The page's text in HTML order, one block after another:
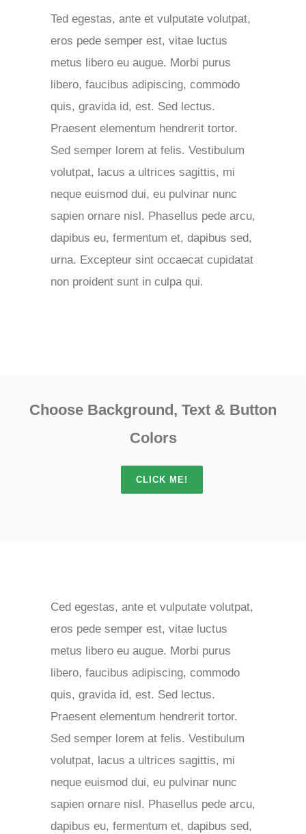
Ted egestas, ante et vulputate volutpat,
eros pede semper est, vitae luctus
metus libero eu augue. Morbi purus
libero, faucibus adipiscing, commodo
quis, gravida id, est. Sed lectus.
Praesent elementum hendrerit tortor.
Sed semper lorem at felis. Vestibulum
volutpat, lacus a ultrices sagittis, mi
neque euismod dui, eu pulvinar nunc
sapien ornare nisl. Phasellus pede arcu,
dapibus eu, fermentum et, dapibus sed,
urna. Excepteur sint occaecat cupidatat
non proident sunt in culpa qui.
Choose Background, Text & Button
Colors
CLICK ME!
Ced egestas, ante et vulputate volutpat,
eros pede semper est, vitae luctus
metus libero eu augue. Morbi purus
libero, faucibus adipiscing, commodo
quis, gravida id, est. Sed lectus.
Praesent elementum hendrerit tortor.
Sed semper lorem at felis. Vestibulum
volutpat, lacus a ultrices sagittis, mi
neque euismod dui, eu pulvinar nunc
sapien ornare nisl. Phasellus pede arcu,
dapibus eu, fermentum et, dapibus sed,